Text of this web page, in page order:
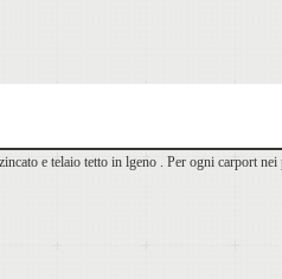
e telaio tetto in lgeno . Per ogni carport